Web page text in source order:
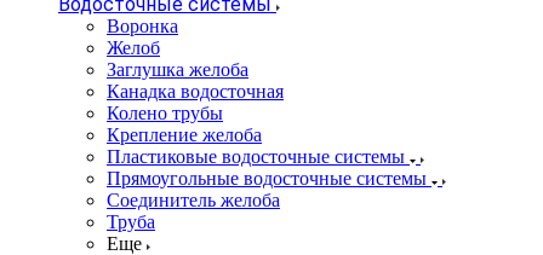
Воронка
Желоб
Заглушка желоба
Канадка водосточная
Колено трубы
Крепление желоба
Пластиковые водосточные системы
Прямоугольные водосточные системы
Соединитель желоба
Труба
Еще